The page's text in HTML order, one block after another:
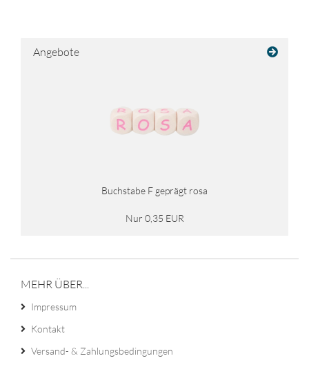
Angebote
Buchstabe F geprägt rosa
Nur 0,35 EUR
MEHR ÜBER...
Impressum
Kontakt
Versand- & Zahlungsbedingungen